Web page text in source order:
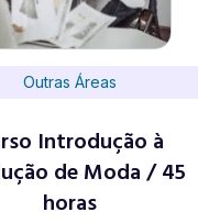
Outras Áreas
Introdução à
de Moda / 45
horas